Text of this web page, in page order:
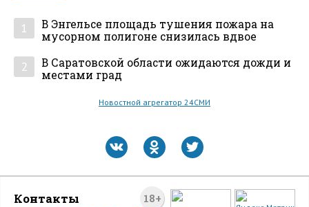
1
В Энгельсе площадь тушения пожара на
мусорном полигоне снизилась вдвое
2
В Саратовской области ожидаются дожди и
местами град
Новостной агрегатор 24СМИ
18+
Контакты